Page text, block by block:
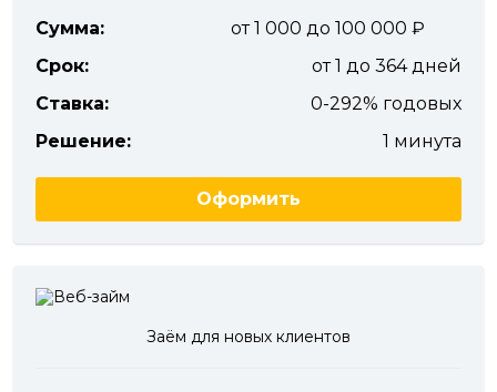
Сумма:
от 1 000 до 100 000
Срок:
от 1 до 364 дней
Ставка:
0-292% годовых
Решение:
1 минута
Оформить
Заём для новых клиентов